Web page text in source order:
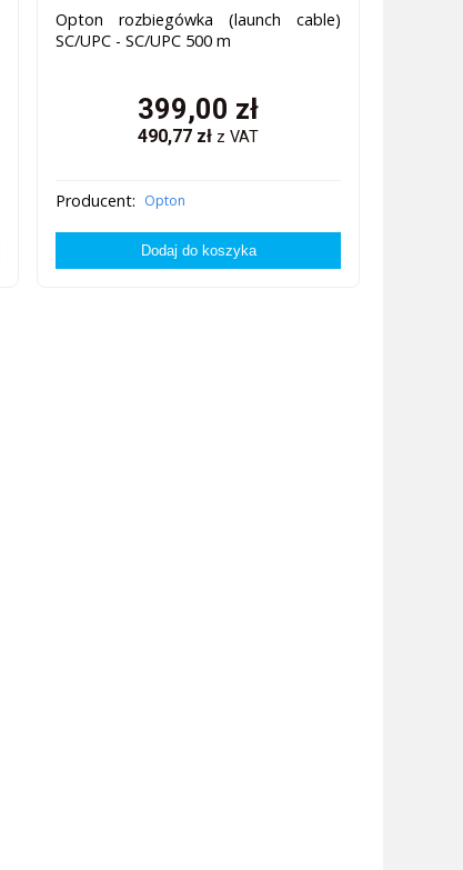
Opton rozbiegówka (launch cable)
SC/UPC - SC/UPC 500 m
399,00 zł
490,77 zł z VAT
Producent: Opton